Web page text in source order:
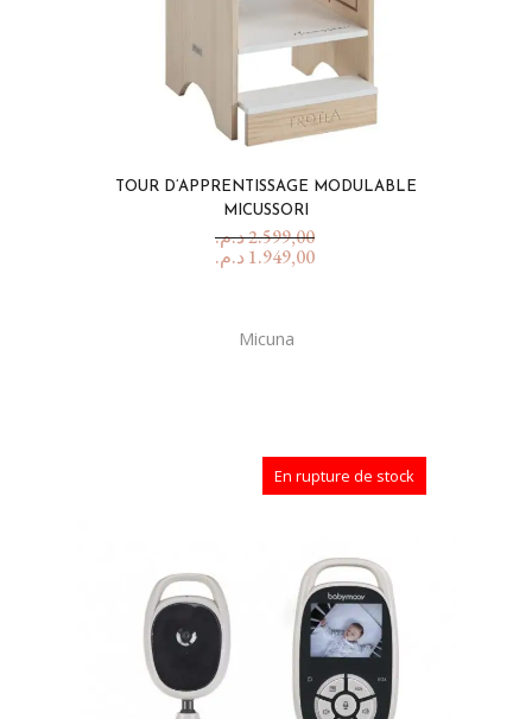
TOUR D’APPRENTISSAGE MODULABLE
MICUSSORI
2.599,00د.م.
1.949,00 د.م.
Micuna
En rupture de stock